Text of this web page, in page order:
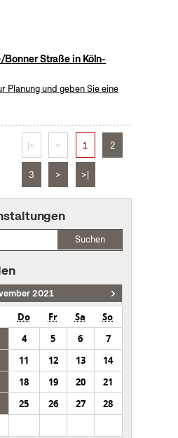
Straße in Köln-
Planung und geben Sie eine
|< < 1 2
3 > >|
Suchen
2021
Do Fr Sa
So
4 5 6
7
11 12 13
14
18 19 20
21
25 26 27
28